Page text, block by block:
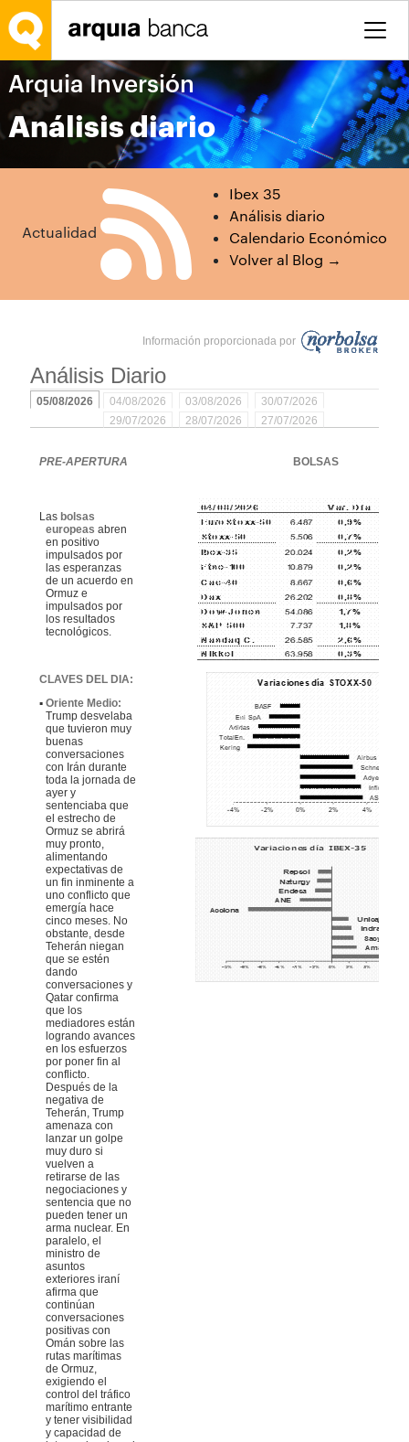
Saltar al contenido principal
Arquia Inversión
Análisis diario
Actualidad
Ibex 35
Análisis diario
Calendario Económico
Volver al Blog →